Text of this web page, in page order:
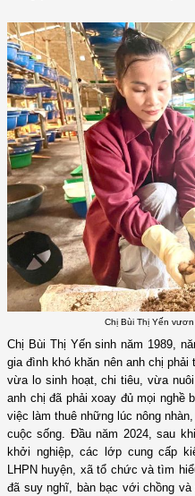
Chị Bùi Thị Yến
Chị Bùi Thị Yến sinh năm 1989,
gia đình khó khăn nên anh chị
vừa lo sinh hoạt, chi tiêu, vừa
anh chị đã phải xoay đủ mọi nghề
việc làm thuê những lúc nông
cuộc sống. Đầu năm 2024, sau
khởi nghiệp, các lớp cung cấp
LHPN huyện, xã tổ chức và tìm
đã suy nghĩ, bàn bạc với chồng